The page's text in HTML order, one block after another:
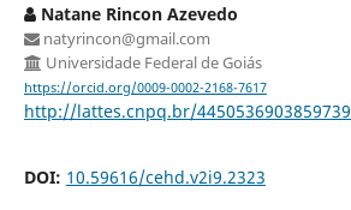
Natane Rincon Azevedo
natyrincon@gmail.com
Universidade Federal de Goiás
https://orcid.org/0009-0002-2168-7617
http://lattes.cnpq.br/4450536903859739
DOI: 10.59616/cehd.v2i9.2323